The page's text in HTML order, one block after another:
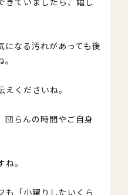
になる汚れがあっても後
くださいね。
団らんの時間やご自身
。
も「小躍りしたいくら